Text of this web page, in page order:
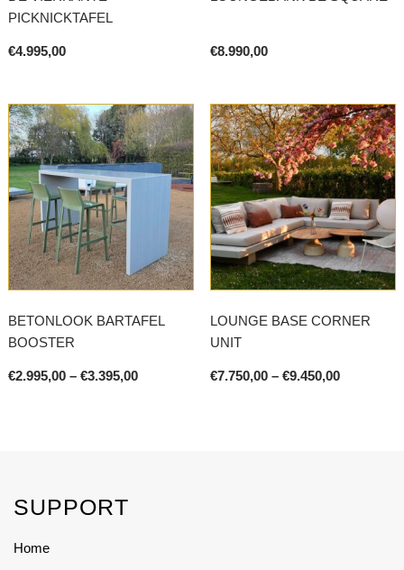
PICKNICKTAFEL
€4.995,00
has
multiple
variants.
The
options
may
be
chosen
the
product
page
€8.990,00
has
multiple
variants.
The
options
may
be
chosen
the
product
page
BETONLOOK BARTAFEL
BOOSTER
€2.995,00 – €3.395,00Price
The
LOUNGE BASE CORNER
UNIT
€7.750,00 – €9.450,00Price
SUPPORT
Home